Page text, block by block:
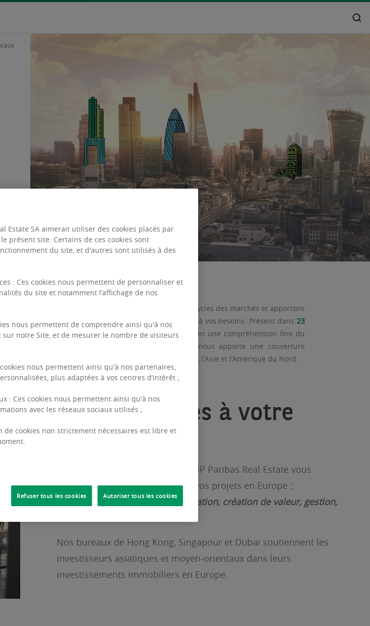
Nous appréhendons et analysons les différents cycles des marchés et apportons
les analyses les plus pertinentes pour répondre à vos besoins. Présent dans23
pays, nos implantations directes nous permettent une compréhension fine du
marché local quand notre réseau d’alliances nous apporte une couverture
internationale à travers l’Europe, le Moyen-Orient, l’Asie et l’Amérique du Nord.
Nos expertises à votre
service
Quels que soient vos besoins, BNP Paribas Real Estate vous
accompagne à chaque étape de vos projets en Europe :
développement, achat, vente, location, création de valeur, gestion,
Nos bureaux de Hong Kong, Singapour et Dubaï soutiennent les
investisseurs asiatiques et moyen-orientaux dans leurs
investissements immobiliers en Europe.
Estate SA aimerait utiliser des cookies placés par
présent site. Certains de ces cookies sont
du site, et d'autres sont utilisés à des
: Ces cookies nous permettent de personnaliser et
du site et notamment l’affichage de nos
nous permettent de comprendre ainsi qu'à nos
notre Site, et de mesurer le nombre de visiteurs
nous permettent ainsi qu'à nos partenaires,
plus adaptées à vos centres d’intérêt ;
: Ces cookies nous permettent ainsi qu'à nos
avec les réseaux sociaux utilisés ;
cookies non strictement nécessaires est libre et
Refuser tous les cookies Autoriser tous les cookies